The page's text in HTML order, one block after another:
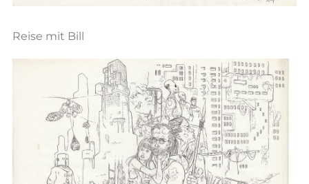
Reise mit Bill